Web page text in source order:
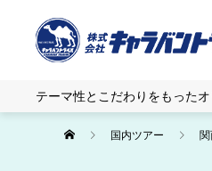
テーマ性とこだわりをもった
国内ツアー